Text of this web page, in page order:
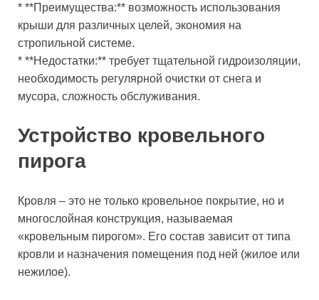
* **Преимущества:** возможность использования
крыши для различных целей, экономия на
стропильной системе.
* **Недостатки:** требует тщательной гидроизоляции,
необходимость регулярной очистки от снега и
мусора, сложность обслуживания.
Устройство кровельного
пирога
Кровля – это не только кровельное покрытие, но и
многослойная конструкция, называемая
«кровельным пирогом». Его состав зависит от типа
кровли и назначения помещения под ней (жилое или
нежилое).